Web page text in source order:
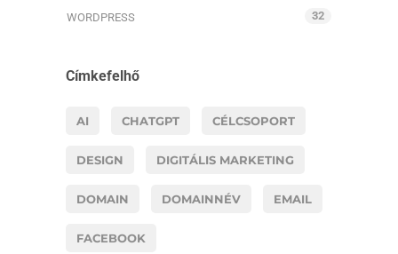
WORDPRESS 32
Címkefelhő
AI CHATGPT CÉLCSOPORT
DESIGN DIGITÁLIS MARKETING
DOMAIN DOMAINNÉV EMAIL
FACEBOOK